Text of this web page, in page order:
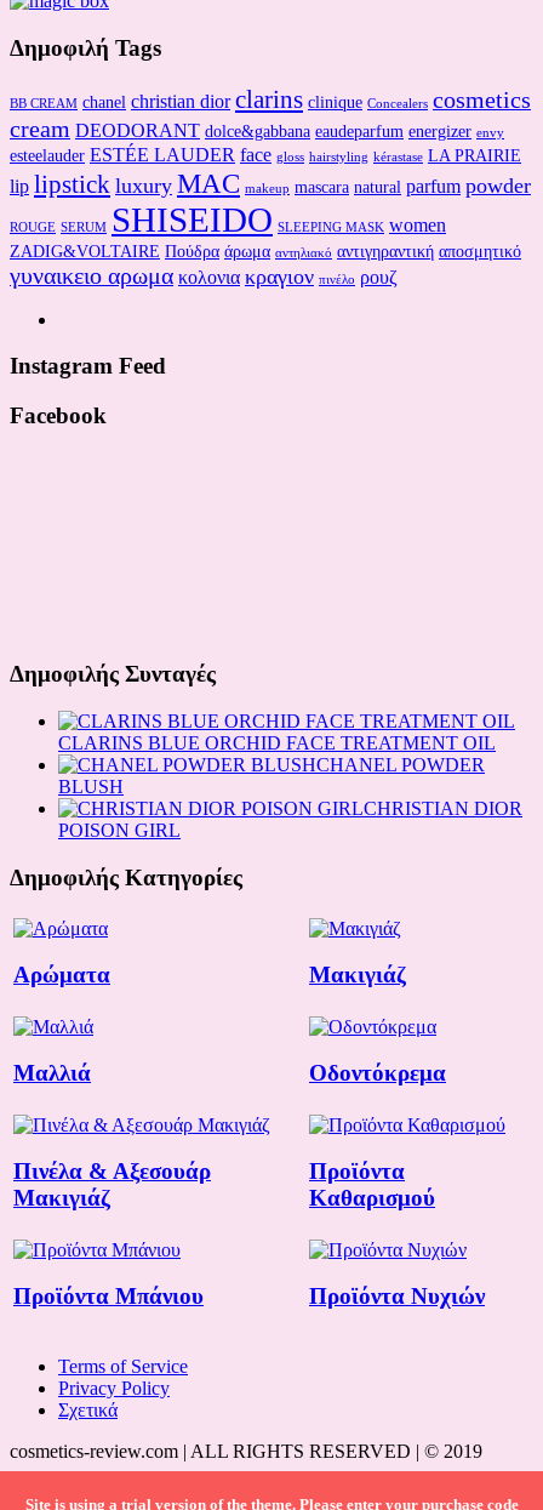
Δημοφιλή Tags
BB CREAM chanel christian dior clarins clinique Concealers cosmetics
cream DEODORANT dolce&gabbana eaudeparfum energizer envy
esteelauder ESTÉE LAUDER face gloss hairstyling kérastase LA PRAIRIE
lip lipstick luxury MAC makeup mascara natural parfum powder
ROUGE SERUM SHISEIDO SLEEPING MASK women
ZADIG&VOLTAIRE Πούδρα άρωμα αντηλιακό αντιγηραντική αποσμητικό
γυναικειο αρωμα κολονια κραγιον πινέλο ρουζ
Instagram Feed
Facebook
Δημοφιλής Συνταγές
CLARINS BLUE ORCHID FACE TREATMENT OIL
CHANEL POWDER
BLUSH
CHRISTIAN DIOR
POISON GIRL
Δημοφιλής Κατηγορίες
Αρώματα Μακιγιάζ
Μαλλιά Οδοντόκρεμα
Πινέλα & Αξεσουάρ
Μακιγιάζ
Προϊόντα
Καθαρισμού
Προϊόντα Μπάνιου Προϊόντα Νυχιών
Terms of Service
Privacy Policy
Σχετικά
cosmetics-review.com | ALL RIGHTS RESERVED | © 2019
Site is using a trial version of the theme. Please enter your purchase code